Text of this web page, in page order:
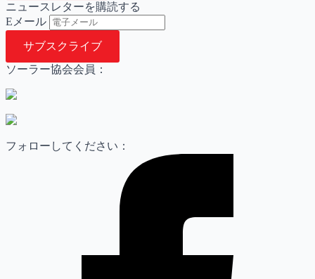
ニュースレターを購読する
E メール
サブスクライブ
ソーラー協会会員：
フォローしてください：